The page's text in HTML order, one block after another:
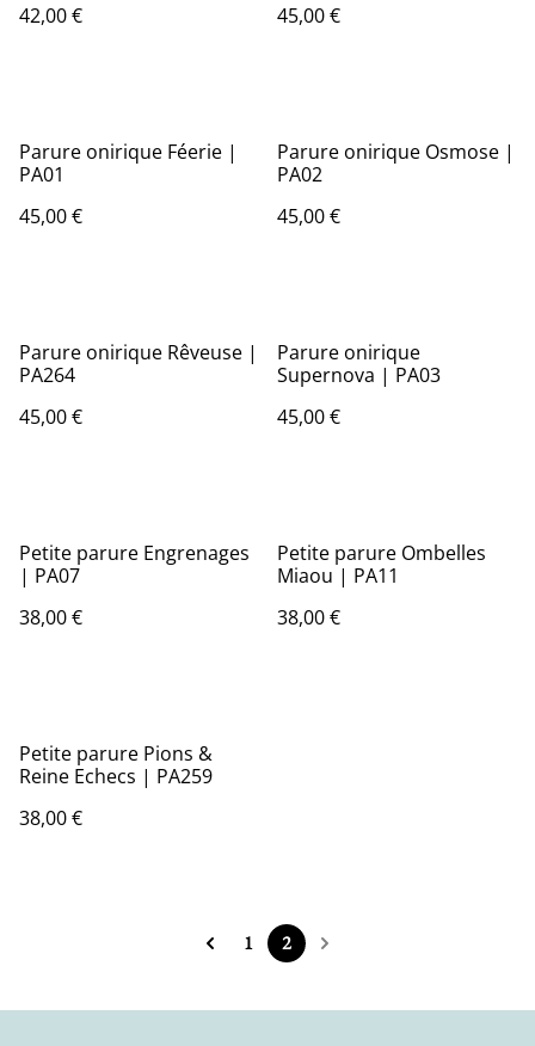
42,00 €
45,00 €
Parure onirique Féerie |
PA01
45,00 €
Parure onirique Osmose |
PA02
45,00 €
Parure onirique Rêveuse |
PA264
45,00 €
Parure onirique
Supernova | PA03
45,00 €
Petite parure Engrenages
| PA07
38,00 €
Petite parure Ombelles
Miaou | PA11
38,00 €
Petite parure Pions &
Reine Echecs | PA259
38,00 €
1 2